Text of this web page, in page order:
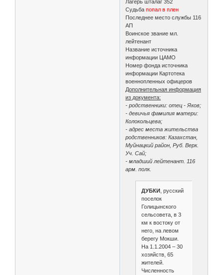
Лагерь шталаг 352
Судьбапопал в плен
Последнее место службы 116
АП
Воинское звание мл.
лейтенант
Название источника
информации ЦАМО
Номер фонда источника
информации Картотека
военнопленных офицеров
Дополнительная информация
из документа:
- родственники: отец - Яков;
- девичья фамилия матери:
Колокольцева;
- адрес места жительства
родственников: Казахстан,
Муйнацкий район, Руб. Верк.
Уч. Сай;
- младший лейтенант. 116
арм. полк.
ДУБКИ
, русский
поселок
Голицынского
сельсовета, в 3
км к востоку от
него, на левом
берегу Мокши.
На 1.1.2004 – 30
хозяйств, 65
жителей.
Численность